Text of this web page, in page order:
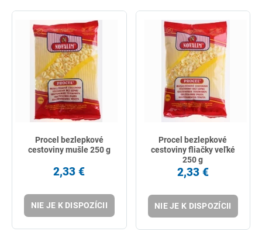
Procel bezlepkové
cestoviny mušle 250 g
2,33 €
NIE JE K DISPOZÍCII
Procel bezlepkové
cestoviny fliačky veľké
250 g
2,33 €
NIE JE K DISPOZÍCII